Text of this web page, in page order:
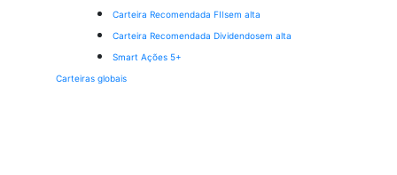
Carteira Recomendada FIIsem alta
Carteira Recomendada Dividendosem alta
Smart Ações 5+
Carteiras globais